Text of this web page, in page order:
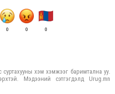
0 0 0
суртахууны хэм хэмжээг баримтална уу.
Мэдээний сэтгэгдэлд Urug.mn